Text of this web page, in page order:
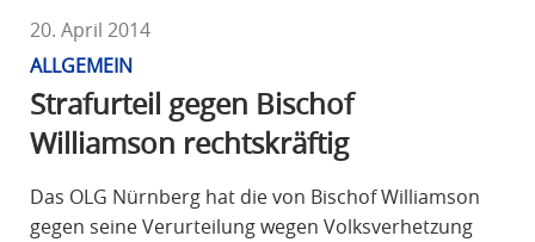
20. April 2014
ALLGEMEIN
Strafurteil gegen Bischof
Williamson rechtskräftig
Das OLG Nürnberg hat die von Bischof Williamson
gegen seine Verurteilung wegen Volksverhetzung